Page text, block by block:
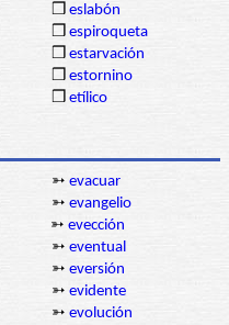
❒ eslabón
❒ espiroqueta
❒ estarvación
❒ estornino
❒ etílico
➳ evacuar
➳ evangelio
➳ evección
➳ eventual
➳ eversión
➳ evidente
➳ evolución